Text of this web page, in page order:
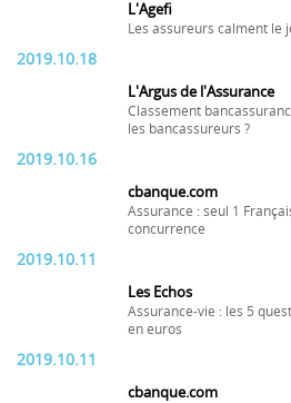
L'Agefi
Les assureurs calment le
2019.10.18
L'Argus de l'Assurance
Classement
les bancassureurs ?
2019.10.16
cbanque.com
Assurance : seul 1
concurrence
2019.10.11
Les Echos
Assurance-vie : les 5
en euros
2019.10.11
cbanque.com